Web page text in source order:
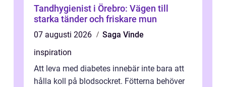
Tandhygienist i Örebro: Vägen till
starka tänder och friskare mun
07 augusti 2026
Saga Vinde
inspiration
Att leva med diabetes innebär inte bara att
hålla koll på blodsockret. Fötterna behöver